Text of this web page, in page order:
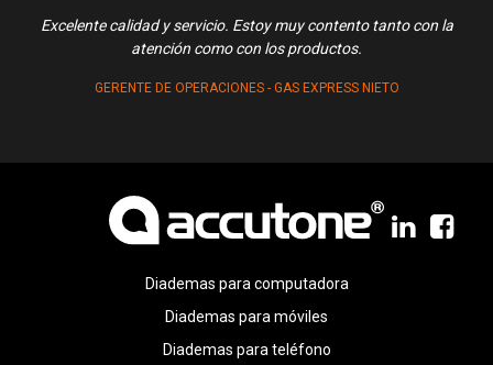
Excelente calidad y servicio. Estoy muy contento tanto con la
atención como con los productos.
GERENTE DE OPERACIONES - GAS EXPRESS NIETO
Diademas para computadora
Diademas para móviles
Diademas para teléfono